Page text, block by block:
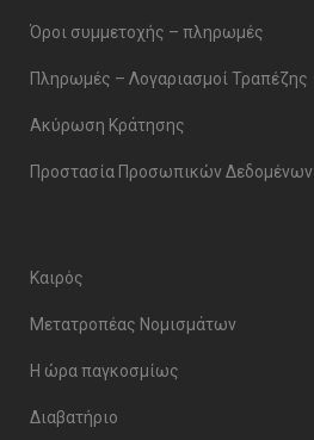
Όροι συμμετοχής – πληρωμές
Πληρωμές – Λογαριασμοί Τραπέζης
Ακύρωση Κράτησης
Προστασία Προσωπικών Δεδομένων
Καιρός
Μετατροπέας Νομισμάτων
Η ώρα παγκοσμίως
Διαβατήριο